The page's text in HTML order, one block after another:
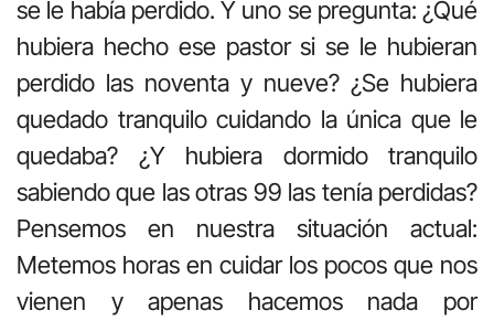
se le había perdido. Y uno se pregunta: ¿Qué
hubiera hecho ese pastor si se le hubieran
perdido las noventa y nueve? ¿Se hubiera
quedado tranquilo cuidando la única que le
quedaba? ¿Y hubiera dormido tranquilo
sabiendo que las otras 99 las tenía perdidas?
Pensemos en nuestra situación actual:
Metemos horas en cuidar los pocos que nos
vienen y apenas hacemos nada por